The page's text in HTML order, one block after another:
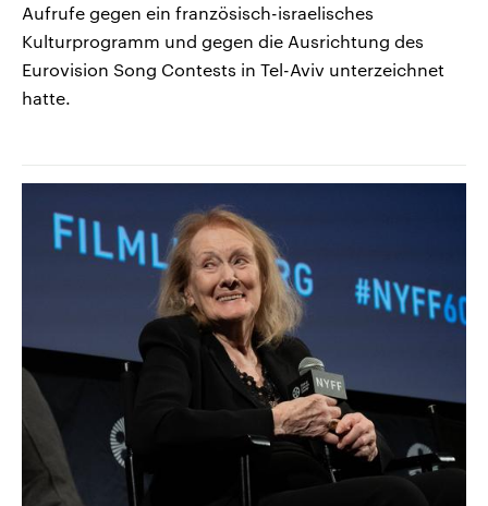
Aufrufe gegen ein französisch-israelisches
Kulturprogramm und gegen die Ausrichtung des
Eurovision Song Contests in Tel-Aviv unterzeichnet
hatte.